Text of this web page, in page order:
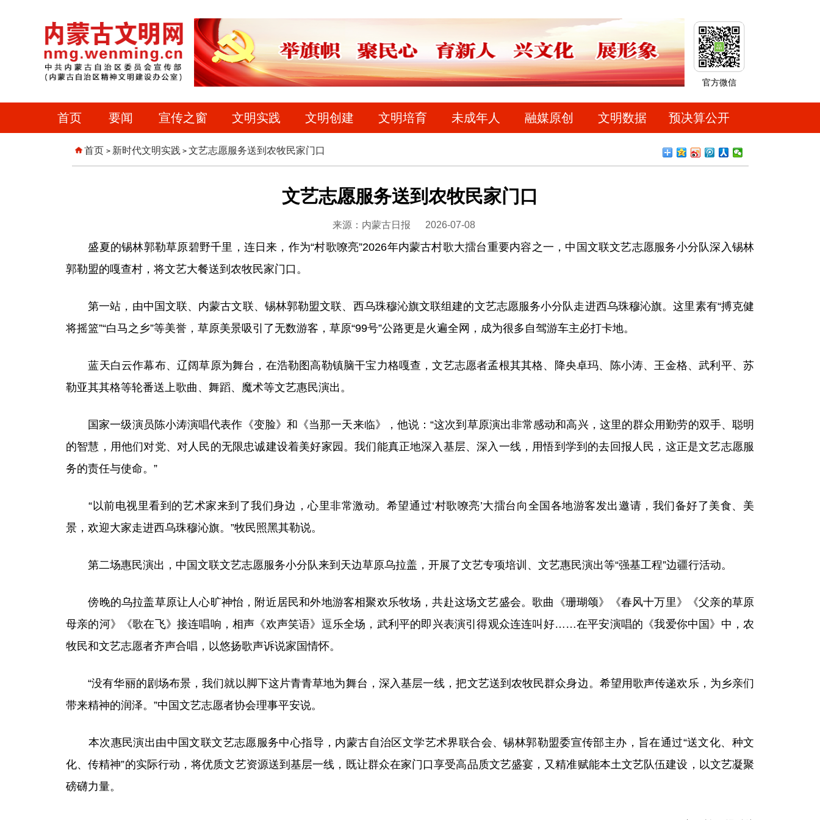
官方微信
首页 要闻 宣传之窗 文明实践 文明创建 文明培育 未成年人 融媒原创 文明数据 预决算公开
首页 > 新时代文明实践> 文艺志愿服务送到农牧民家门口
文艺志愿服务送到农牧民家门口
来源：内蒙古日报 2026-07-08
盛夏的锡林郭勒草原碧野千里，连日来，作为“村歌嘹亮”2026年内蒙古村歌大擂台重要内容之一，中国文联文艺志愿服务小分队深入锡林
郭勒盟的嘎查村，将文艺大餐送到农牧民家门口。
第一站，由中国文联、内蒙古文联、锡林郭勒盟文联、西乌珠穆沁旗文联组建的文艺志愿服务小分队走进西乌珠穆沁旗。这里素有“搏克健
将摇篮”“白马之乡”等美誉，草原美景吸引了无数游客，草原“99号”公路更是火遍全网，成为很多自驾游车主必打卡地。
蓝天白云作幕布、辽阔草原为舞台，在浩勒图高勒镇脑干宝力格嘎查，文艺志愿者孟根其其格、降央卓玛、陈小涛、王金格、武利平、苏
勒亚其其格等轮番送上歌曲、舞蹈、魔术等文艺惠民演出。
国家一级演员陈小涛演唱代表作《变脸》和《当那一天来临》，他说：“这次到草原演出非常感动和高兴，这里的群众用勤劳的双手、聪明
的智慧，用他们对党、对人民的无限忠诚建设着美好家园。我们能真正地深入基层、深入一线，用悟到学到的去回报人民，这正是文艺志愿服
务的责任与使命。”
“以前电视里看到的艺术家来到了我们身边，心里非常激动。希望通过‘村歌嘹亮’大擂台向全国各地游客发出邀请，我们备好了美食、美
景，欢迎大家走进西乌珠穆沁旗。”牧民照黑其勒说。
第二场惠民演出，中国文联文艺志愿服务小分队来到天边草原乌拉盖，开展了文艺专项培训、文艺惠民演出等“强基工程”边疆行活动。
傍晚的乌拉盖草原让人心旷神怡，附近居民和外地游客相聚欢乐牧场，共赴这场文艺盛会。歌曲《珊瑚颂》《春风十万里》《父亲的草原
母亲的河》《歌在飞》接连唱响，相声《欢声笑语》逗乐全场，武利平的即兴表演引得观众连连叫好……在平安演唱的《我爱你中国》中，农
牧民和文艺志愿者齐声合唱，以悠扬歌声诉说家国情怀。
“没有华丽的剧场布景，我们就以脚下这片青青草地为舞台，深入基层一线，把文艺送到农牧民群众身边。希望用歌声传递欢乐，为乡亲们
带来精神的润泽。”中国文艺志愿者协会理事平安说。
本次惠民演出由中国文联文艺志愿服务中心指导，内蒙古自治区文学艺术界联合会、锡林郭勒盟委宣传部主办，旨在通过“送文化、种文
化、传精神”的实际行动，将优质文艺资源送到基层一线，既让群众在家门口享受高品质文艺盛宴，又精准赋能本土文艺队伍建设，以文艺凝聚
磅礴力量。